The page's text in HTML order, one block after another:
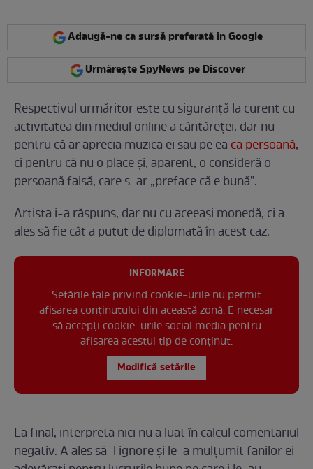
Adaugă-ne ca sursă preferată în Google
Urmărește SpyNews pe Discover
Respectivul urmăritor este cu siguranță la curent cu
activitatea din mediul online a cântăreței, dar nu
pentru că ar aprecia muzica ei sau pe ea ca persoană,
ci pentru că nu o place și, aparent, o consideră o
persoană falsă, care s-ar „preface că e bună”.
Artista i-a răspuns, dar nu cu aceeași monedă, ci a
ales să fie cât a putut de diplomată în acest caz.
INFORMARE
Setările tale privind cookie-urile nu permit
afișarea conținutului din această zonă. E necesar
să accepți cookie-urile social media pentru
afisarea acestui tip de conținut.
Modifică setările
La final, interpreta nici nu a luat în calcul comentariul
negativ. A ales să-l ignore și le-a mulțumit fanilor ei